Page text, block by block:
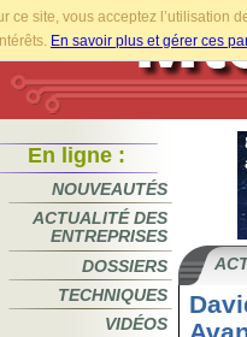
ce site, vous acceptez l’utilisation
En savoir plus et gérer ces
En ligne :
NOUVEAUTÉS
ACTUALITÉ DES
ENTREPRISES
DOSSIERS
TECHNIQUES
VIDÉOS